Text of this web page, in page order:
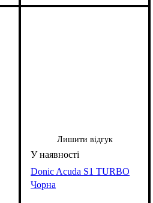
Лишити відгук
Donic Acuda S1 TURBO
Чорна